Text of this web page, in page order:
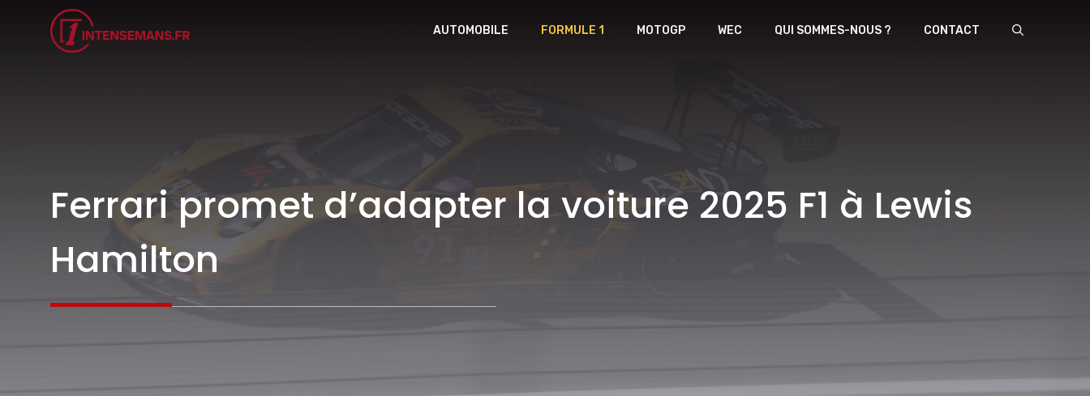
AUTOMOBILE FORMULE 1 MOTOGP WEC QUI SOMMES-NOUS ? CONTACT
Ferrari promet d’adapter la voiture 2025 F1 à Lewis
Hamilton